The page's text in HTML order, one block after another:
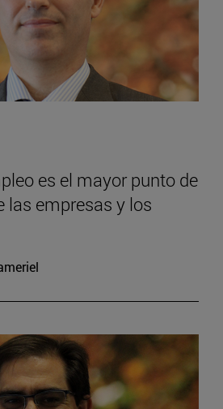
es el mayor punto de
las empresas y los